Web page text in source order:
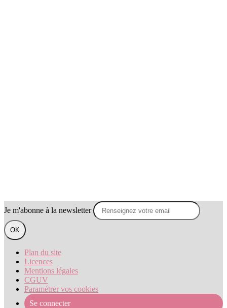
Je m'abonne à la newsletter
OK
Plan du site
Licences
Mentions légales
CGUV
Paramétrer vos cookies
Se connecter